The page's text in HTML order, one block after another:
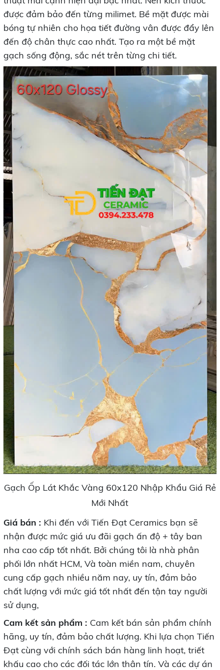
được đảm bảo đến từng milimet. Bề mặt được mài
bóng tự nhiên cho họa tiết đường vân được đẩy lên
đến độ chân thực cao nhất. Tạo ra một bề mặt
gạch sống động, sắc nét trên từng chi tiết.
Gạch Ốp Lát Khắc Vàng 60x120 Nhập Khẩu Giá Rẻ
Mới Nhất
Giá bán : Khi đến với Tiến Đạt Ceramics bạn sẽ
nhận được mức giá ưu đãi gạch ấn độ + tây ban
nha cao cấp tốt nhất. Bởi chúng tôi là nhà phân
phối lớn nhất HCM, Và toàn miền nam, chuyên
cung cấp gạch nhiều năm nay, uy tín, đảm bảo
chất lượng với mức giá tốt nhất đến tận tay người
sử dụng,
Cam kết sản phẩm : Cam kết bán sản phẩm chính
hãng, uy tín, đảm bảo chất lượng. Khi lựa chọn Tiến
Đạt cùng với chính sách bán hàng linh hoạt, triết
khấu cao cho các đối tác lớn thân tín. Và các dự án